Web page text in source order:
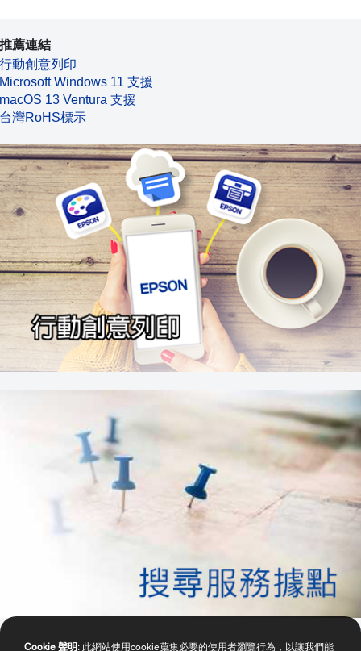
推薦連結
行動創意列印
Microsoft Windows 11 支援
macOS 13 Ventura 支援
台灣RoHS標示
Cookie 聲明 : 此網站使用cookie蒐集必要的使用者瀏覽行為，以讓我們能